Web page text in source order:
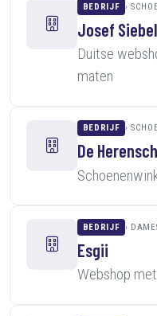
BEDRIJF
Josef Siebel
Duitse
maten
BEDRIJF
De
BEDRIJF
Esgii
Webshop